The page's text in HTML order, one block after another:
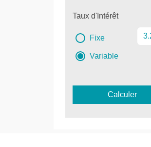
Taux d'Intérêt
Fixe
Variable
Calculer